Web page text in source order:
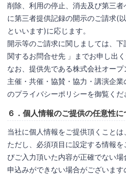
削除、利用の停止、消去及び第三
に第三者提供記録の開示のご請求(
といいます)に応じます。
開示等のご請求に関しましては、
関するお問合せ先 」までお申し出く
なお、提供先である株式会社オー
主催・共催・協賛・協力・講演企
のプライバシーポリシーを御覧くだ
６．個人情報のご提供の任意性に
当社に個人情報をご提供頂くことは
ただし、必須項目に設定する情報
びご入力頂いた内容が正確でない
申込みができない場合がございます